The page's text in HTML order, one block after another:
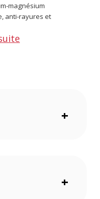
magnésium
anti-rayures et
- filtre photo - achat et
20Kg.
remises au panier, basé
+
+